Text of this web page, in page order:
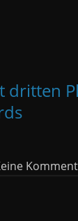
dritten